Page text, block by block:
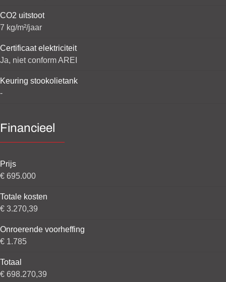
CO2 uitstoot
7 kg/m²/jaar
Certificaat elektriciteit
Ja, niet conform AREI
Keuring stookolietank
-
Financieel
Prijs
€ 695.000
Totale kosten
€ 3.270,39
Onroerende voorheffing
€ 1.785
Totaal
€ 698.270,39